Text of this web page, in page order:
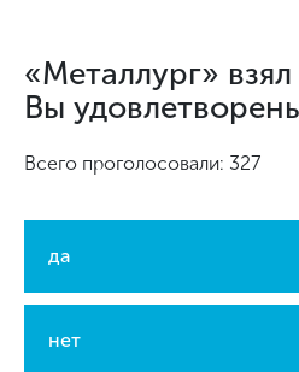
«Металлург»
Вы
Всего проголосовали: 327
да
нет